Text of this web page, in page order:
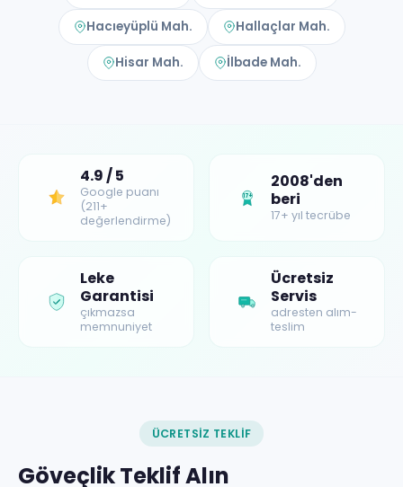
Hacıeyüplü Mah. Hallaçlar Mah.
Hisar Mah. İlbade Mah.
4.9 / 5
Google puanı
(211+
değerlendirme)
17+
2008'den
beri
17+ yıl tecrübe
Leke
Garantisi
çıkmazsa
memnuniyet
Ücretsiz
Servis
adresten alım-
teslim
ÜCRETSIZ TEKLIF
Göveçlik Teklif Alın